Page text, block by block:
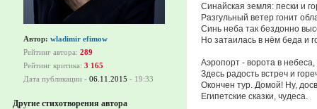
Автор: wladimir efimow
Рейтинг автора: 289
Рейтинг критика: 3 165
Дата публикации - 06.11.2015 - 19:33
Другие стихотворения автора
Синайская земля: пески и
Разгульный ветер гонит
Синь неба так бездонно
Но затаилась в нём беда и
Аэропорт - ворота в небеса,
Здесь радость встреч и
Окончен тур. Домой! Ну,
Египетские сказки, чудеса.